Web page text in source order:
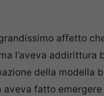
affetto
l’aveva addirittura
della modella
aveva fatto